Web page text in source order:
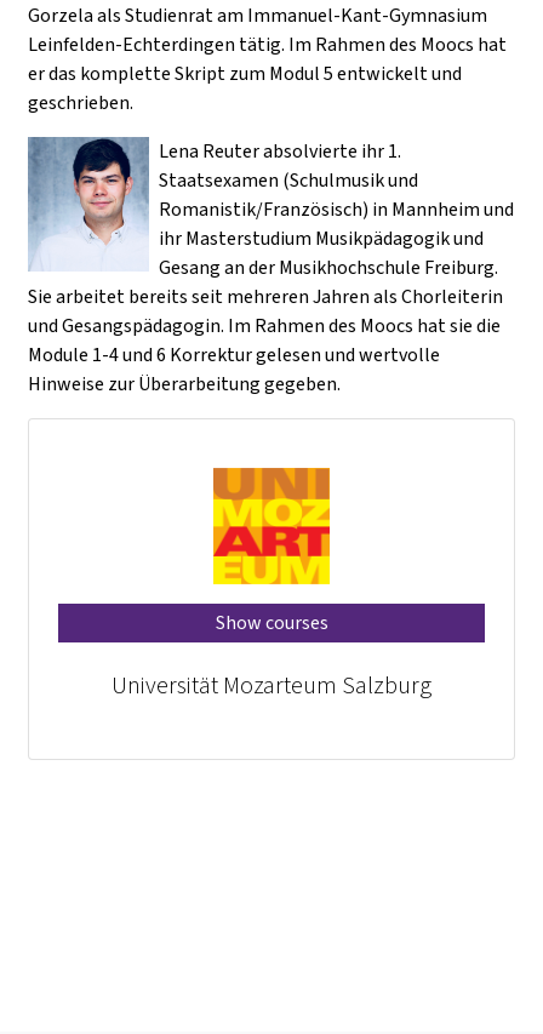
Gorzela als Studienrat am Immanuel-Kant-Gymnasium
Leinfelden-Echterdingen tätig. Im Rahmen des Moocs hat
er das komplette Skript zum Modul 5 entwickelt und
geschrieben.
Lena Reuter absolvierte ihr 1.
Staatsexamen (Schulmusik und
Romanistik/Französisch) in Mannheim und
ihr Masterstudium Musikpädagogik und
Gesang an der Musikhochschule Freiburg.
Sie arbeitet bereits seit mehreren Jahren als Chorleiterin
und Gesangspädagogin. Im Rahmen des Moocs hat sie die
Module 1-4 und 6 Korrektur gelesen und wertvolle
Hinweise zur Überarbeitung gegeben.
Show courses
Universität Mozarteum Salzburg